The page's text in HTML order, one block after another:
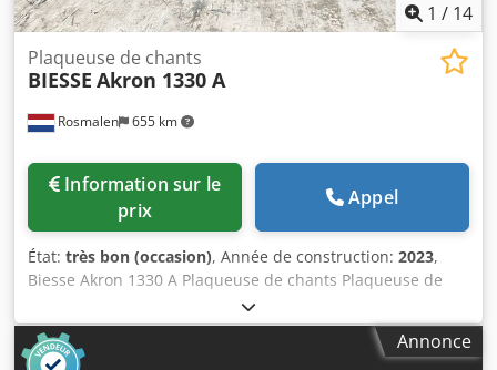
1 / 14
Rosmalen 655 km
Plaqueuse de chants
BIESSE Akron 1330 A
prix
Appel
État: très bon (occasion), Année de construction: 2023,
Biesse Akron 1330 A Plaqueuse de chants Plaqueuse de
chants unilatérale AKRON 1330-A Unité d’encollage SP03
Unité de coupe en bout IT03 Unité de dressage RF02
Chodpfsyyb Icox An Eoa Unité d’arrondissage d’anglesAnnonce